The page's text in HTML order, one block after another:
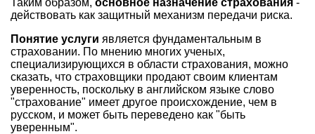
Таким образом, основное назначение страхования -
действовать как защитный механизм передачи риска.
Понятие услуги является фундаментальным в
страховании. По мнению многих ученых,
специализирующихся в области страхования, можно
сказать, что страховщики продают своим клиентам
уверенность, поскольку в английском языке слово
"страхование" имеет другое происхождение, чем в
русском, и может быть переведено как "быть
уверенным".